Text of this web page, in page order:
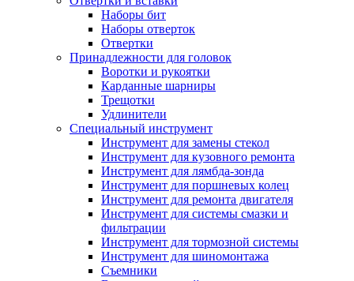
Наборы бит
Наборы отверток
Отвертки
Принадлежности для головок
Воротки и рукоятки
Карданные шарниры
Трещотки
Удлинители
Специальный инструмент
Инструмент для замены стекол
Инструмент для кузовного ремонта
Инструмент для лямбда-зонда
Инструмент для поршневых колец
Инструмент для ремонта двигателя
Инструмент для системы смазки и
фильтрации
Инструмент для тормозной системы
Инструмент для шиномонтажа
Съемники